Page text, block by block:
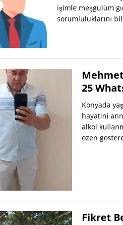
işimle meşgulüm
sorumluluklarını
Mehmet
25
Konyada
hayatini
alkol
ozen
Fikret